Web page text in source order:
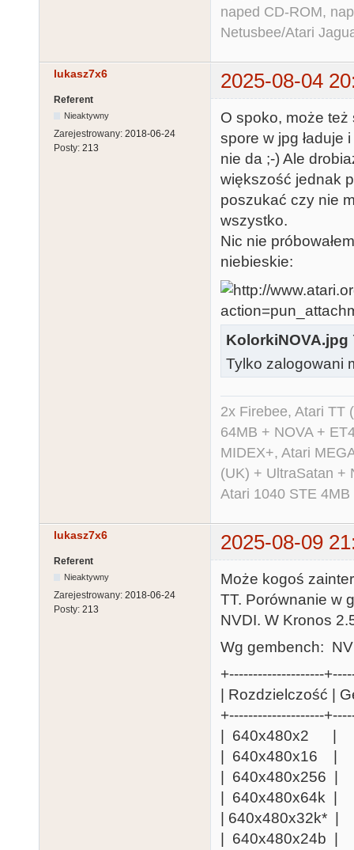
naped CD-ROM,
Netusbee/Atari
lukasz7x6 2025-08-04
Referent
Nieaktywny
Zarejestrowany: 2018-06-24
Posty: 213
O spoko, może też
spore w jpg ładuje
nie da ;-) Ale
większość jednak
poszukać czy nie
wszystko.
Nic nie
niebieskie:
KolorkiNOVA.jpg
Tylko zalogowani
2x Firebee, Atari TT
64MB + NOVA +
MIDEX+, Atari
(UK) + UltraSatan +
Atari 1040 STE
lukasz7x6 2025-08-09
Referent
Nieaktywny
Zarejestrowany: 2018-06-24
Posty: 213
Może kogoś
TT. Porównanie w
NVDI. W Kronos
Wg gembench:
+--------------------
| Rozdzielczość |
+--------------------
|
|
|
|
|
|